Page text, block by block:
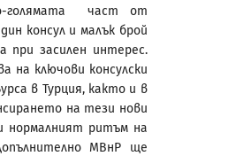
голямата част от
консул и малък брой
при засилен интерес.
на ключови консулски
в Турция, както и в
на тези нови
нормалният ритъм на
МВнР ще